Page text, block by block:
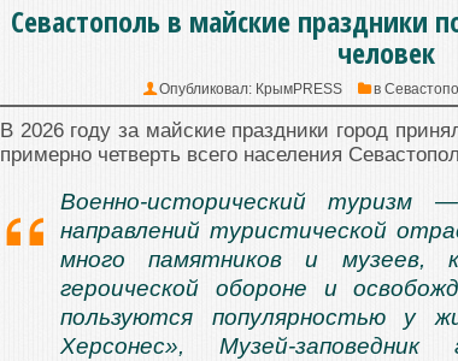
Севастополь в майские праздники
человек
Опубликовал: КрымPRESS в
В 2026 году за майские праздники город
примерно четверть всего населения
Военно-исторический
направлений туристической
много памятников и музеев,
героической обороне и
пользуются популярностью у
Херсонес», Музей-